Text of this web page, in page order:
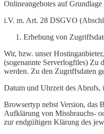
Onlineangebotes auf
i.V. m. Art. 28 DSGVO
Erhebung von
Wir, bzw. unser
(sogenannte Serverlogfiles) Zu
werden. Zu den Zugriffsdaten
Datum und Uhrzeit des Abrufs,
Browsertyp nebst Version, das
Aufklärung von Missbrauchs-
zur endgültigen Klärung des